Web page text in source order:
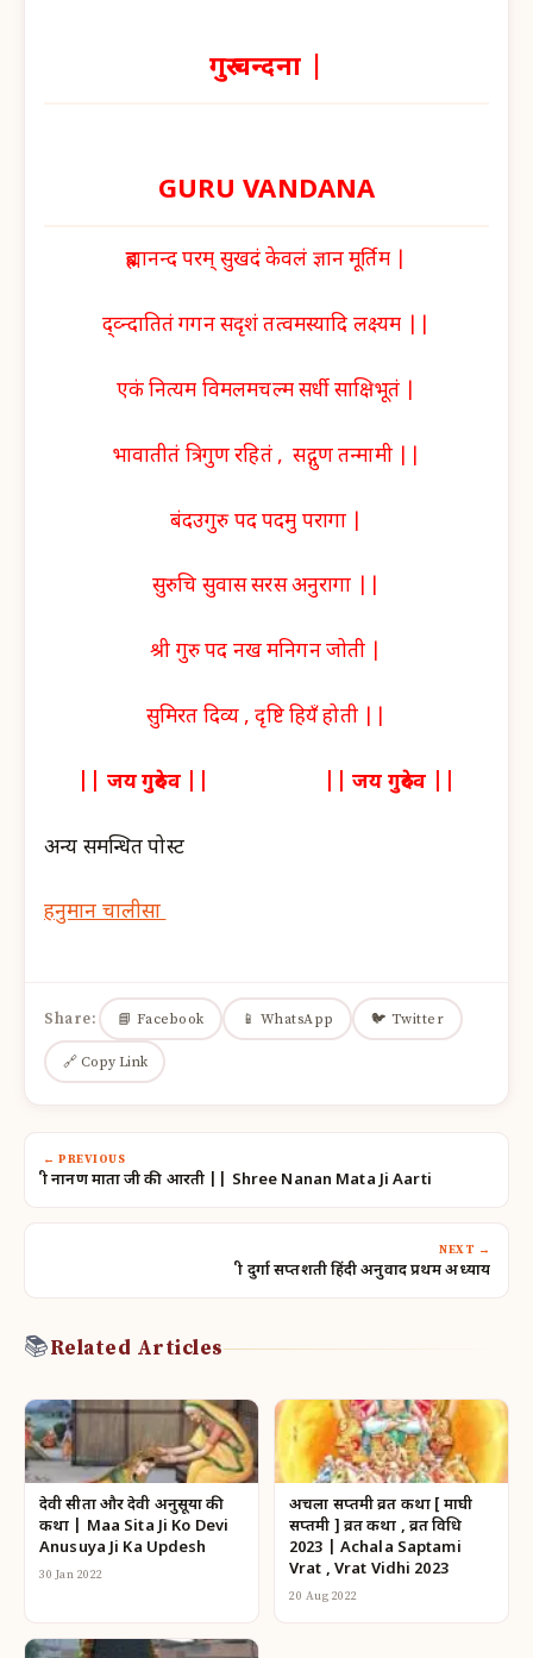
गुरु वन्दना |
GURU VANDANA
ब्रह्मानन्द परम् सुखदं केवलं ज्ञान मूर्तिम |
द्व्न्दातितं गगन सदृशं तत्वमस्यादि लक्ष्यम ||
एकं नित्यम विमलमचल्म सर्धी साक्षिभूतं |
भावातीतं त्रिगुण रहितं , सद्गुण तन्मामी ||
बंदउगुरु पद पदमु परागा |
सुरुचि सुवास सरस अनुरागा ||
श्री गुरु पद नख मनिगन जोती |
सुमिरत दिव्य , दृष्टि हियँ होती ||
|| जय गुरुदेव || || जय गुरुदेव ||
अन्य समन्धित पोस्ट
हनुमान चालीसा
Share: 📘 Facebook 📱 WhatsApp 🐦 Twitter
🔗 Copy Link
← PREVIOUS
श्री नानण माता जी की आरती || Shree Nanan Mata Ji Aarti
NEXT →
श्री दुर्गा सप्तशती हिंदी अनुवाद प्रथम अध्याय
📚Related Articles
देवी सीता और देवी अनुसूया की
कथा | Maa Sita Ji Ko Devi
Anusuya Ji Ka Updesh
30 Jan 2022
अचला सप्तमी व्रत कथा [ माघी
सप्तमी ] व्रत कथा , व्रत विधि
2023 | Achala Saptami
Vrat , Vrat Vidhi 2023
20 Aug 2022